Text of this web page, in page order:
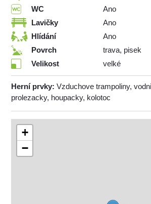
WC
Ano
Lavičky
Ano
Hlídání
Ano
Povrch
trava, pisek
Velikost
velké
Herní prvky: Vzduchove trampoliny,
prolezacky, houpacky, kolotoc
+
−